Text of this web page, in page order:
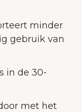
minder
gebruik van
in de 30-
met het